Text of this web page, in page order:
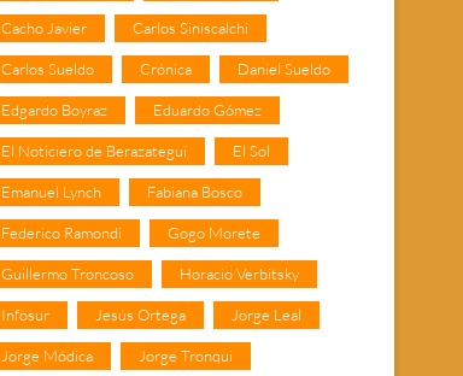
Cacho Javier Carlos Siniscalchi
Carlos Sueldo Crónica Daniel Sueldo
Edgardo Boyraz Eduardo Gómez
El Noticiero de Berazategui El Sol
Emanuel Lynch Fabiana Bosco
Federico Ramondi Gogo Morete
Guillermo Troncoso Horacio Verbitsky
Infosur Jesús Ortega Jorge Leal
Jorge Módica Jorge Tronqui